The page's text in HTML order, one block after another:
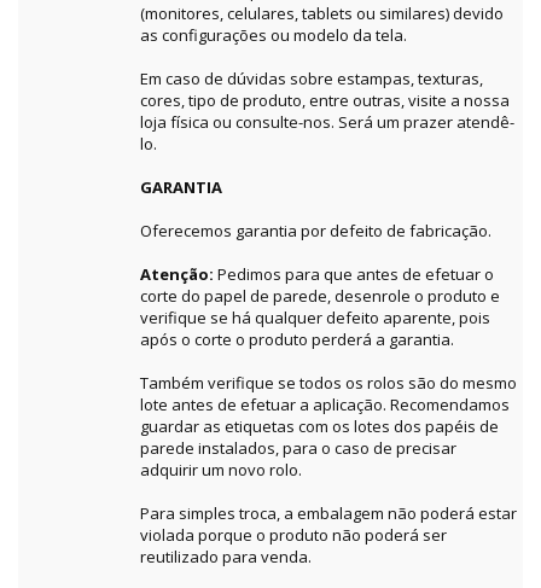
(monitores, celulares, tablets ou similares) devido
as configurações ou modelo da tela.
Em caso de dúvidas sobre estampas, texturas,
cores, tipo de produto, entre outras, visite a nossa
loja física ou consulte-nos. Será um prazer atendê-
lo.
GARANTIA
Oferecemos garantia por defeito de fabricação.
Atenção: Pedimos para que antes de efetuar o
corte do papel de parede, desenrole o produto e
verifique se há qualquer defeito aparente, pois
após o corte o produto perderá a garantia.
Também verifique se todos os rolos são do mesmo
lote antes de efetuar a aplicação. Recomendamos
guardar as etiquetas com os lotes dos papéis de
parede instalados, para o caso de precisar
adquirir um novo rolo.
Para simples troca, a embalagem não poderá estar
violada porque o produto não poderá ser
reutilizado para venda.